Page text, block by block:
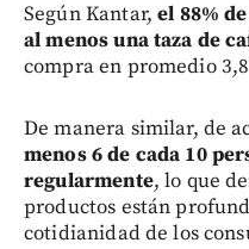
Según Kantar,el 88%
al menos una taza de
compra en promedio
De manera similar, de
menos 6 de cada 10
regularmente, lo que
productos están
cotidianidad de los